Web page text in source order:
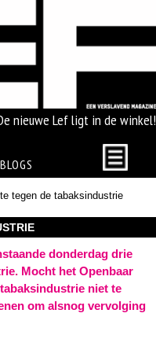
nieuwe Lef ligt in de winkel!
BLOGS
tegen de tabaksindustrie
donderdag drie
Mocht het Openbaar
niet te
om alsnog vervolging